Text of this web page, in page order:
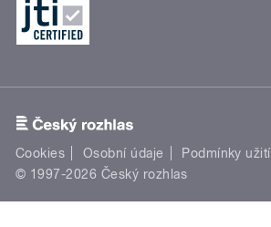
Cookies Osobní údaje Podmínky užití
© 1997-2026 Český rozhlas